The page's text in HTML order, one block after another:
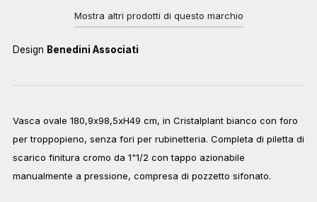
Design Benedini Associati
Mostra altri prodotti di questo marchio
Vasca ovale 180,9x98,5xH49 cm, in Cristalplant bianco con foro
per troppopieno, senza fori per rubinetteria. Completa di piletta di
scarico finitura cromo da 1"1/2 con tappo azionabile
manualmente a pressione, compresa di pozzetto sifonato.